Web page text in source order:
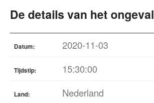
De details van het ongeval
Datum: 2020-11-03
Tijdstip: 15:30:00
Land: Nederland